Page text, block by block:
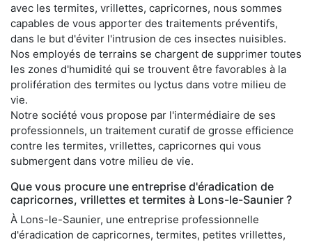
avec les termites, vrillettes, capricornes, nous sommes
capables de vous apporter des traitements préventifs,
dans le but d'éviter l'intrusion de ces insectes nuisibles.
Nos employés de terrains se chargent de supprimer toutes
les zones d'humidité qui se trouvent être favorables à la
prolifération des termites ou lyctus dans votre milieu de
vie.
Notre société vous propose par l'intermédiaire de ses
professionnels, un traitement curatif de grosse efficience
contre les termites, vrillettes, capricornes qui vous
submergent dans votre milieu de vie.
Que vous procure une entreprise d'éradication de
capricornes, vrillettes et termites à Lons-le-Saunier ?
À Lons-le-Saunier, une entreprise professionnelle
d'éradication de capricornes, termites, petites vrillettes,